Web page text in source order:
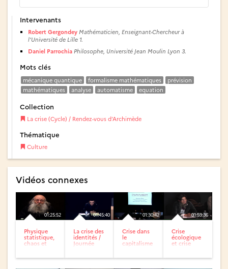
Intervenants
Robert Gergondey Mathématicien, Enseignant-Chercheur à
l’Université de Lille 1.
Daniel Parrochia Philosophe, Université Jean Moulin Lyon 3.
Mots clés
mécanique quantique formalisme mathématiques
prévision
mathématiques
analyse automatisme equation
Collection
La crise (Cycle) / Rendez-vous d’Archimède
Thématique
Culture
Vidéos connexes
01:25:52
Physique
statistique,
chaos et
01:45:40
La crise des
identités /
Journée
01:30:42
Crise dans
le
capitalisme
01:59:36
Crise
écologique
et crise